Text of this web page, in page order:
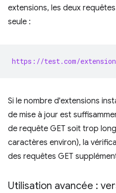
extensions, les deux
seule :
https://test.com/
Si le nombre d'extensions
de mise à jour est
de requête GET soit trop
caractères environ), la
des requêtes GET
Utilisation avancée :